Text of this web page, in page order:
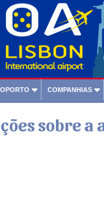
COMPANHIAS
sobre a